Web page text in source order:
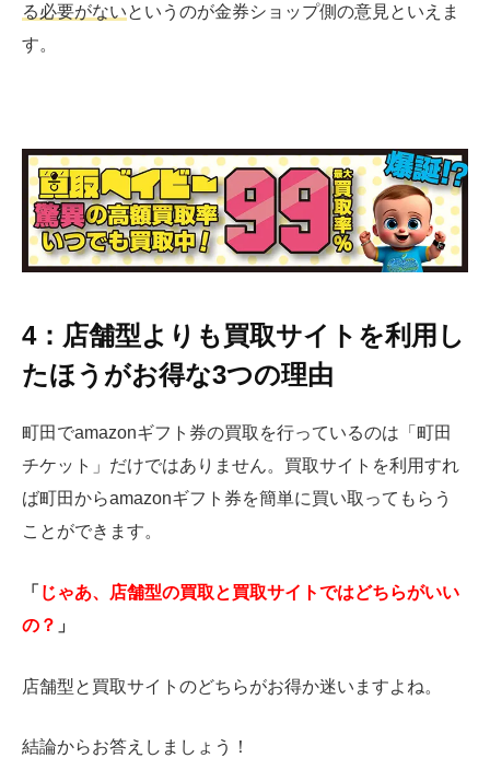
る必要がないというのが金券ショップ側の意見といえま
す。
4：店舗型よりも買取サイトを利用し
たほうがお得な3つの理由
町田でamazonギフト券の買取を行っているのは「町田
チケット」だけではありません。買取サイトを利用すれ
ば町田からamazonギフト券を簡単に買い取ってもらう
ことができます。
「 じゃあ、店舗型の買取と買取サイトではどちらがいい
の？ 」
店舗型と買取サイトのどちらがお得か迷いますよね。
結論からお答えしましょう！